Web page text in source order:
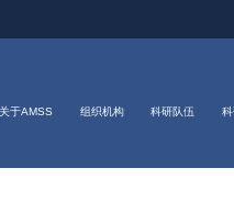
关于AMSS 组织机构 科研队伍